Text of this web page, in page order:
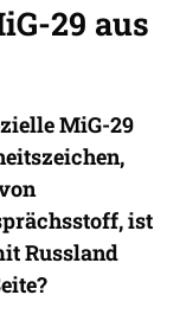
29 aus
MiG-29
ist
Russland